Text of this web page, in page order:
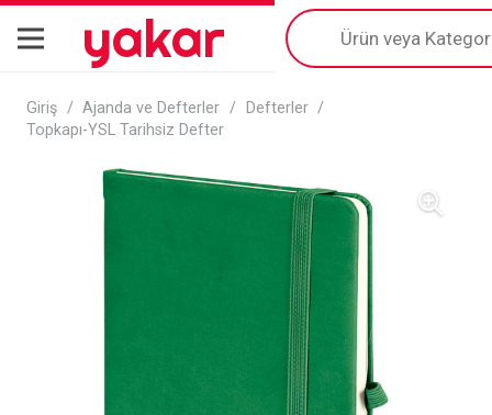
yakar
Products
search
Giriş / Ajanda ve Defterler / Defterler /
Topkapı-YSL Tarihsiz Defter